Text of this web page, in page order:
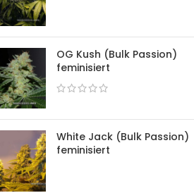
OG Kush (Bulk Passion)
feminisiert
White Jack (Bulk Passion)
feminisiert